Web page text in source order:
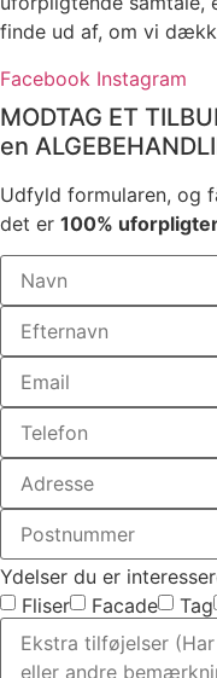
finde ud af, om vi
Facebook Instagram
MODTAG ET
en
Udfyld formularen, og
det er 100%
Ydelser du er
Fliser
Facade Tag